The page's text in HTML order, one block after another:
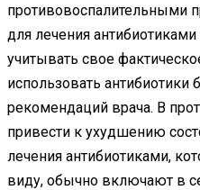
противовоспалительными
для лечения
учитывать свое
использовать антибиотики
рекомендаций врача. В
привести к ухудшению
лечения антибиотиками,
виду, обычно включают в